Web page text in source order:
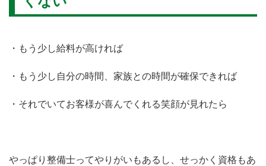
・もう少し給料が高ければ
・もう少し自分の時間、家族との時間が確保できれば
・それでいてお客様が喜んでくれる笑顔が見れたら
やっぱり整備士ってやりがいもあるし、せっかく資格もあ